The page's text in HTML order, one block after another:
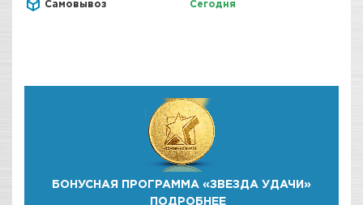
Самовывоз Сегодня
БОНУСНАЯ ПРОГРАММА «ЗВЕЗДА УДАЧИ»
ПОДРОБНЕЕ